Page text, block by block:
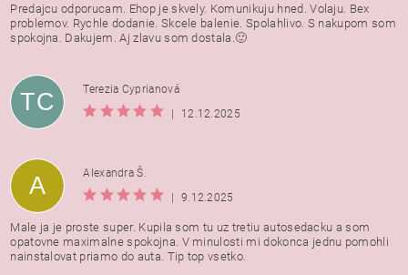
Predajcu odporucam. Ehop je skvely. Komunikuju hned. Volaju. Bex
problemov. Rychle dodanie. Skcele balenie. Spolahlivo. S nakupom som
spokojna. Dakujem. Aj zlavu som dostala.🙂
TC
Terezia Cyprianová
|
12.12.2025
A
Alexandra Š.
|
9.12.2025
Male ja je proste super. Kupila som tu uz tretiu autosedacku a som
opatovne maximalne spokojna. V minulosti mi dokonca jednu pomohli
nainstalovat priamo do auta. Tip top vsetko.